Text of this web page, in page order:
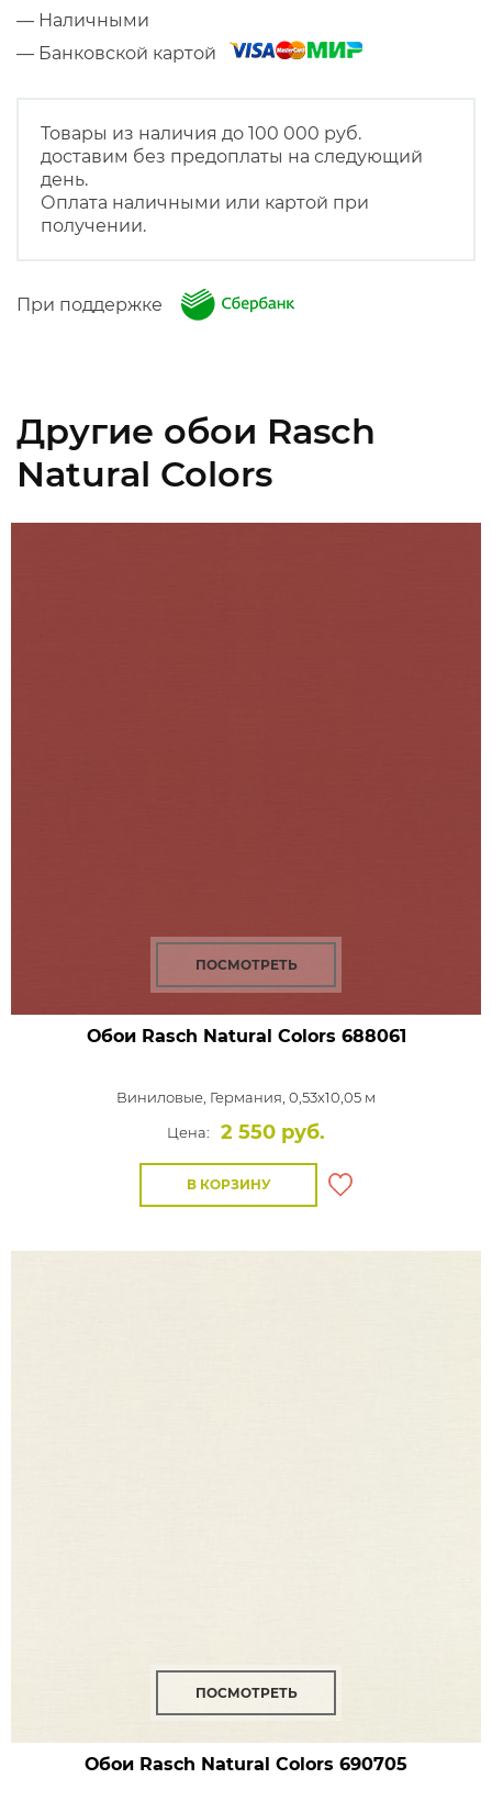
— Наличными
— Банковской картой
Товары из наличия до 100 000 руб.
доставим без предоплаты на следующий
день.
Оплата наличными или картой при
получении.
При поддержке
Другие обои Rasch
Natural Colors
ПОСМОТРЕТЬ
Обои Rasch Natural Colors 688061
Виниловые, Германия, 0,53x10,05 м
Цена:
2 550 руб.
В КОРЗИНУ
ПОСМОТРЕТЬ
Обои Rasch Natural Colors 690705